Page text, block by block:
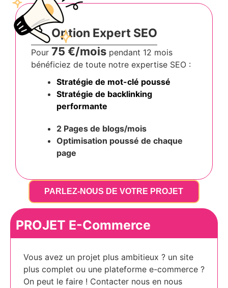
Option Expert SEO
Pour 75 €/mois pendant 12 mois
bénéficiez de toute notre expertise SEO :
Stratégie de mot-clé poussé
Stratégie de backlinking
performante
2 Pages de blogs/mois
Optimisation poussé de chaque
page
PARLEZ-NOUS DE VOTRE PROJET
PROJET E-Commerce
Vous avez un projet plus ambitieux ? un site
plus complet ou une plateforme e-commerce ?
On peut le faire ! Contacter nous en nous